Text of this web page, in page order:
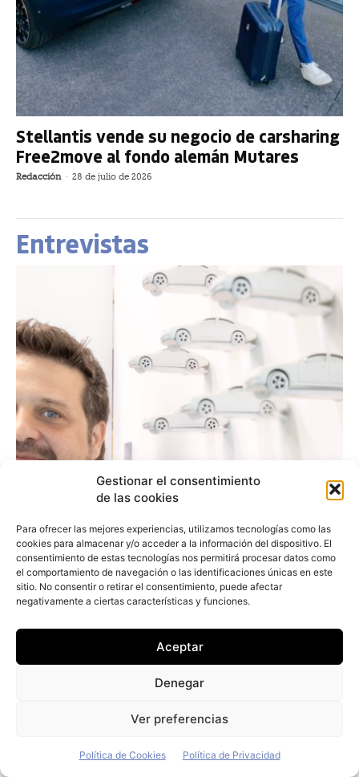
Gestionar el consentimiento
de las cookies
Para ofrecer las mejores experiencias, utilizamos tecnologías como las
cookies para almacenar y/o acceder a la información del dispositivo. El
consentimiento de estas tecnologías nos permitirá procesar datos como
el comportamiento de navegación o las identificaciones únicas en este
sitio. No consentir o retirar el consentimiento, puede afectar
negativamente a ciertas características y funciones.
Aceptar
Denegar
Ver preferencias
Política de Cookies Política de Privacidad
Stellantis vende su negocio de carsharing
Free2move al fondo alemán Mutares
Redacción - 28 de julio de 2026
Entrevistas
Arturo Jiménez (Vecttor): «Nuestro
objetivo es comprar únicamente vehículos
19 de julio de 2026